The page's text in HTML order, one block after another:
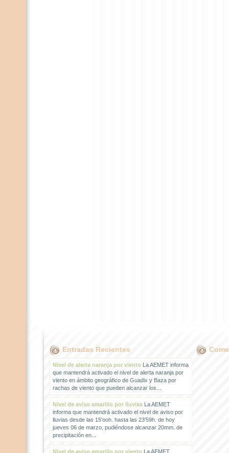
Entradas Recientes
Nivel de alerta naranja por vientoLa AEMET informa
que mantendrá activado el nivel de alerta naranja por
viento en ámbito geográfico de Guadix y Baza por
rachas de viento que pueden alcanzar los...
Nivel de aviso amarillo por lluviasLa AEMET
informa que mantendrá activado el nivel de aviso por
lluvias desde las 15'ooh. hasta las 23'59h. de hoy
jueves 06 de marzo, pudiéndose alcanzar 20mm. de
precipitación en...
Nivel de aviso amarillo por vientoLa AEMET